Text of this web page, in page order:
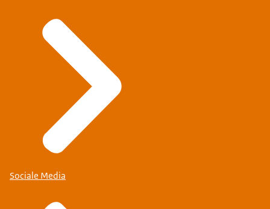
Sociale Media